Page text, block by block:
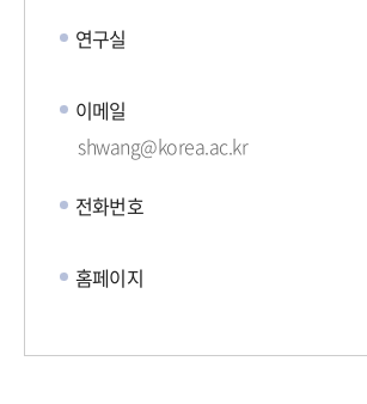
연구실
이메일
shwang@korea.ac.kr
전화번호
홈페이지